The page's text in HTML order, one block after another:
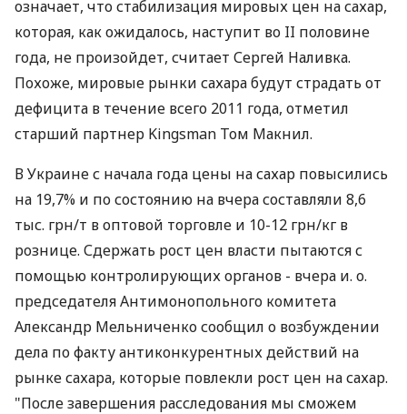
означает, что стабилизация мировых цен на сахар,
которая, как ожидалось, наступит во II половине
года, не произойдет, считает Сергей Наливка.
Похоже, мировые рынки сахара будут страдать от
дефицита в течение всего 2011 года, отметил
старший партнер Kingsman Том Макнил.
В Украине с начала года цены на сахар повысились
на 19,7% и по состоянию на вчера составляли 8,6
тыс. грн/т в оптовой торговле и 10-12 грн/кг в
рознице. Сдержать рост цен власти пытаются с
помощью контролирующих органов - вчера и. о.
председателя Антимонопольного комитета
Александр Мельниченко сообщил о возбуждении
дела по факту антиконкурентных действий на
рынке сахара, которые повлекли рост цен на сахар.
"После завершения расследования мы сможем